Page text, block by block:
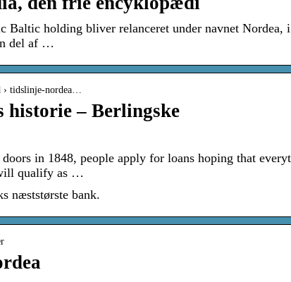
holding bliver relanceret under navnet Nordea,
del af …
› tidslinje-nordea…
historie – Berlingske
doors in 1848, people apply for loans hoping that
qualify as …
næststørste bank.